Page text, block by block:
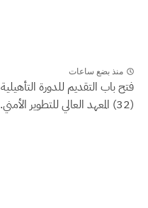
منذ بضع ساعات
فتح باب التقديم للدورة التأهيلية
(32) المعهد العالي للتطوير الأمني...